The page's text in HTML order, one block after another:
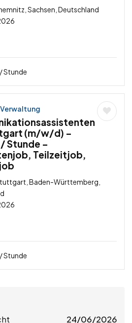
Sachsen, Deutschland
/ Stunde
(m/w/d) –
Stunde –
Teilzeitjob,
Baden-Württemberg,
/ Stunde
24/06/2026